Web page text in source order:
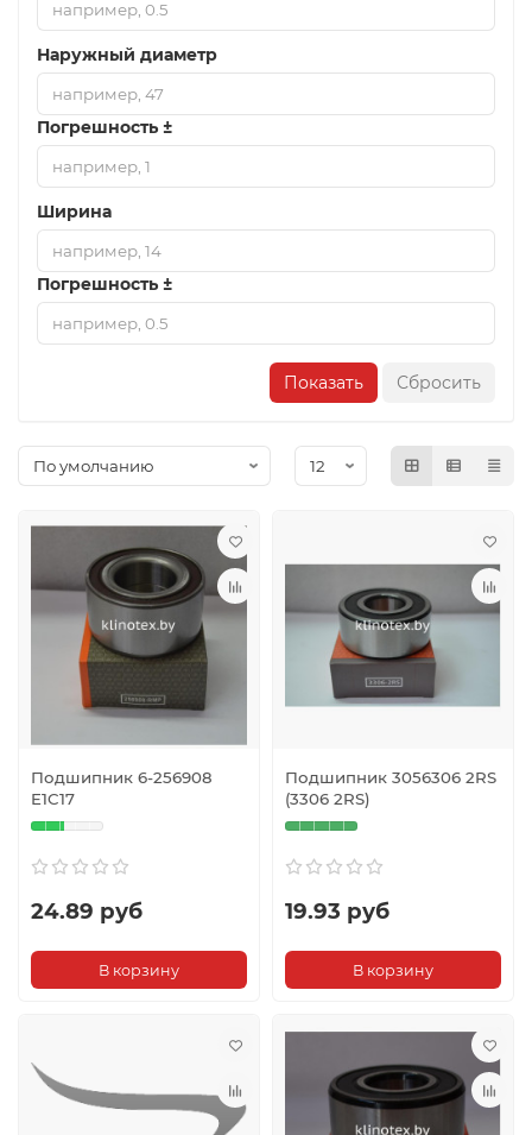
Наружный диаметр
Погрешность ±
Ширина
Погрешность ±
Показать Сбросить
Подшипник 6-256908
E1C17
24.89 руб
В корзину
Подшипник 3056306 2RS
(3306 2RS)
19.93 руб
В корзину